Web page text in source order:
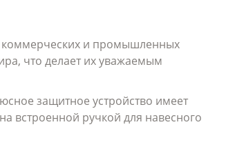
коммерческих и промышленных
что делает их уважаемым
защитное устройство имеет
встроенной ручкой для навесного